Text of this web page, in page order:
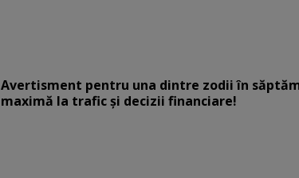
Avertisment pentru una dintre zodii în
maximă la trafic și decizii financiare!